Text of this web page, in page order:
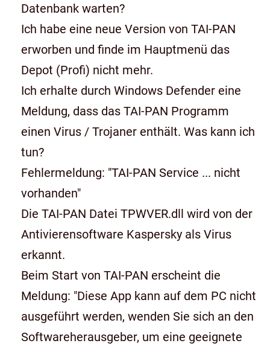
Datenbank warten?
Ich habe eine neue Version von TAI-PAN
erworben und finde im Hauptmenü das
Depot (Profi) nicht mehr.
Ich erhalte durch Windows Defender eine
Meldung, dass das TAI-PAN Programm
einen Virus / Trojaner enthält. Was kann ich
tun?
Fehlermeldung: "TAI-PAN Service ... nicht
vorhanden"
Die TAI-PAN Datei TPWVER.dll wird von der
Antivierensoftware Kaspersky als Virus
erkannt.
Beim Start von TAI-PAN erscheint die
Meldung: "Diese App kann auf dem PC nicht
ausgeführt werden, wenden Sie sich an den
Softwareherausgeber, um eine geeignete